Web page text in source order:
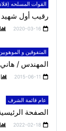
القوات المسلحه
رقيب أول
2020-03-16
المتفوقين و
المهندس / هاني
2015-06-11
عام قائمة الشرف
الصفحة
2022-02-18